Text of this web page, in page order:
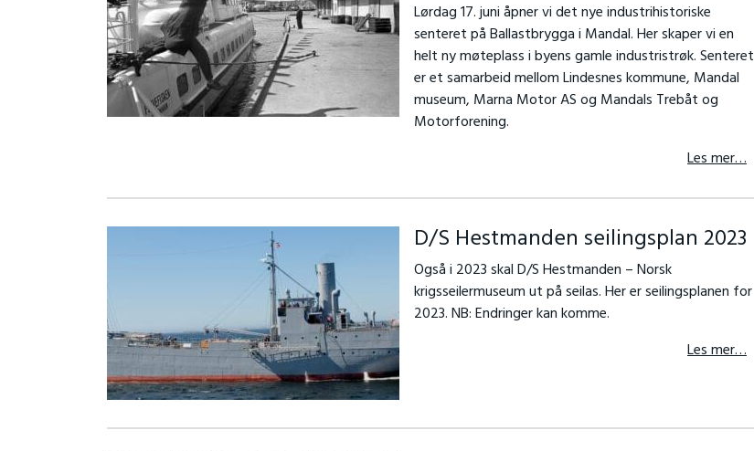
Lørdag 17. juni åpner vi det nye industrihistoriske
senteret på Ballastbrygga i Mandal. Her skaper vi en
helt ny møteplass i byens gamle industristrøk. Senteret
er et samarbeid mellom Lindesnes kommune, Mandal
museum, Marna Motor AS og Mandals Trebåt og
Motorforening.
Les mer…
D/S Hestmanden seilingsplan 2023
Også i 2023 skal D/S Hestmanden – Norsk
krigsseilermuseum ut på seilas. Her er seilingsplanen for
2023. NB: Endringer kan komme.
Les mer…